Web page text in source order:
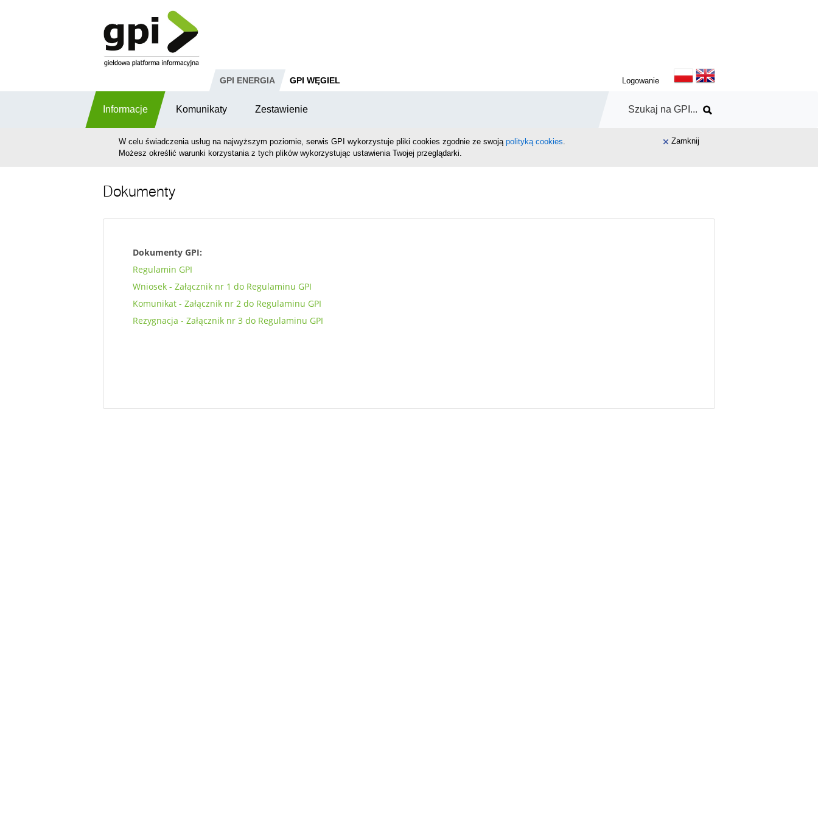
Logowanie
GPI ENERGIA GPI WĘGIEL
Informacje Komunikaty Zestawienie
W celu świadczenia usług na najwyższym poziomie, serwis GPI wykorzystuje pliki cookies zgodnie ze swoją polityką cookies.
Możesz określić warunki korzystania z tych plików wykorzystując ustawienia Twojej przeglądarki.
Zamknij
Dokumenty
Dokumenty GPI:
Regulamin GPI
Wniosek - Załącznik nr 1 do Regulaminu GPI
Komunikat - Załącznik nr 2 do Regulaminu GPI
Rezygnacja - Załącznik nr 3 do Regulaminu GPI